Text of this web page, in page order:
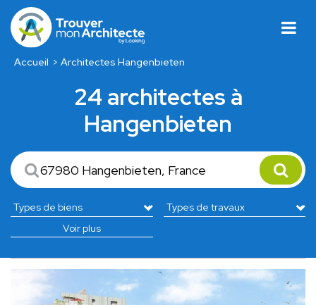
Accueil Architectes Hangenbieten
24 architectes à
Hangenbieten
Voir plus